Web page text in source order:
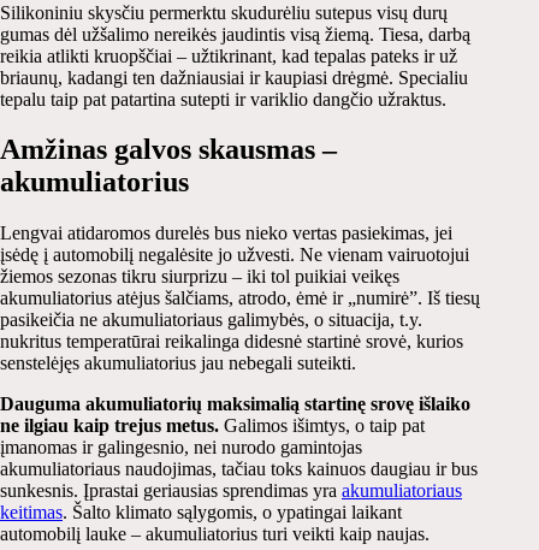
Silikoniniu skysčiu permerktu skudurėliu sutepus visų durų
gumas dėl užšalimo nereikės jaudintis visą žiemą. Tiesa, darbą
reikia atlikti kruopščiai – užtikrinant, kad tepalas pateks ir už
briaunų, kadangi ten dažniausiai ir kaupiasi drėgmė. Specialiu
tepalu taip pat patartina sutepti ir variklio dangčio užraktus.
Amžinas galvos skausmas –
akumuliatorius
Lengvai atidaromos durelės bus nieko vertas pasiekimas, jei
įsėdę į automobilį negalėsite jo užvesti. Ne vienam vairuotojui
žiemos sezonas tikru siurprizu – iki tol puikiai veikęs
akumuliatorius atėjus šalčiams, atrodo, ėmė ir „numirė”. Iš tiesų
pasikeičia ne akumuliatoriaus galimybės, o situacija, t.y.
nukritus temperatūrai reikalinga didesnė startinė srovė, kurios
senstelėjęs akumuliatorius jau nebegali suteikti.
Dauguma akumuliatorių maksimalią startinę srovę išlaiko
ne ilgiau kaip trejus metus. Galimos išimtys, o taip pat
įmanomas ir galingesnio, nei nurodo gamintojas
akumuliatoriaus naudojimas, tačiau toks kainuos daugiau ir bus
sunkesnis. Įprastai geriausias sprendimas yra akumuliatoriaus
keitimas. Šalto klimato sąlygomis, o ypatingai laikant
automobilį lauke – akumuliatorius turi veikti kaip naujas.